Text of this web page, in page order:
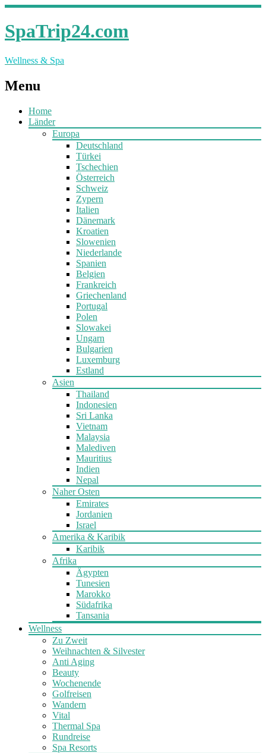
SpaTrip24.com
Wellness & Spa
Menu
Home
Länder
Europa
Deutschland
Türkei
Tschechien
Österreich
Schweiz
Zypern
Italien
Dänemark
Kroatien
Slowenien
Niederlande
Spanien
Belgien
Frankreich
Griechenland
Portugal
Polen
Slowakei
Ungarn
Bulgarien
Luxemburg
Estland
Asien
Thailand
Indonesien
Sri Lanka
Vietnam
Malaysia
Malediven
Mauritius
Indien
Nepal
Naher Osten
Emirates
Jordanien
Israel
Amerika & Karibik
Karibik
Afrika
Ägypten
Tunesien
Marokko
Südafrika
Tansania
Wellness
Zu Zweit
Weihnachten & Silvester
Anti Aging
Beauty
Wochenende
Golfreisen
Wandern
Vital
Thermal Spa
Rundreise
Spa Resorts